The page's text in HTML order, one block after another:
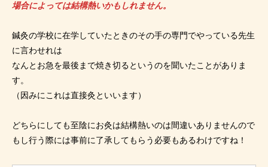
場合によっては結構熱いかもしれません。
鍼灸の学校に在学していたときのその手の専門でやっている先生
に言わせれは
なんとお急を最後まで焼き切るというのを聞いたことがありま
す。
（因みにこれは直接灸といいます）
どちらにしても至陰にお灸は結構熱いのは間違いありませんので
もし行う際には事前に了承してもらう必要もあるわけですね！